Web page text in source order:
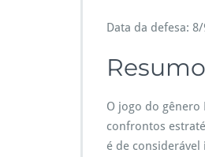
Data da defesa:
Resumo
O jogo do gênero
confrontos
é de